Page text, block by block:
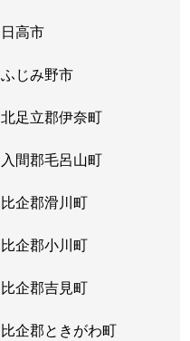
日高市
ふじみ野市
北足立郡伊奈町
入間郡毛呂山町
比企郡滑川町
比企郡小川町
比企郡吉見町
比企郡ときがわ町